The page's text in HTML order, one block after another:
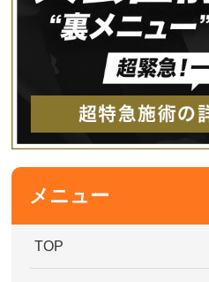
メニュー
TOP